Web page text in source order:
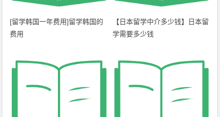
[留学韩国一年费用]留学韩国的
费用
【日本留学中介多少钱】日本留
学需要多少钱